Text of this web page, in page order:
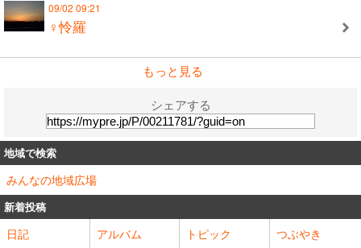
09/02 09:21
♀怜羅
もっと見る
シェアする
地域で検索
みんなの地域広場
新着投稿
日記 アルバム トピック つぶやき